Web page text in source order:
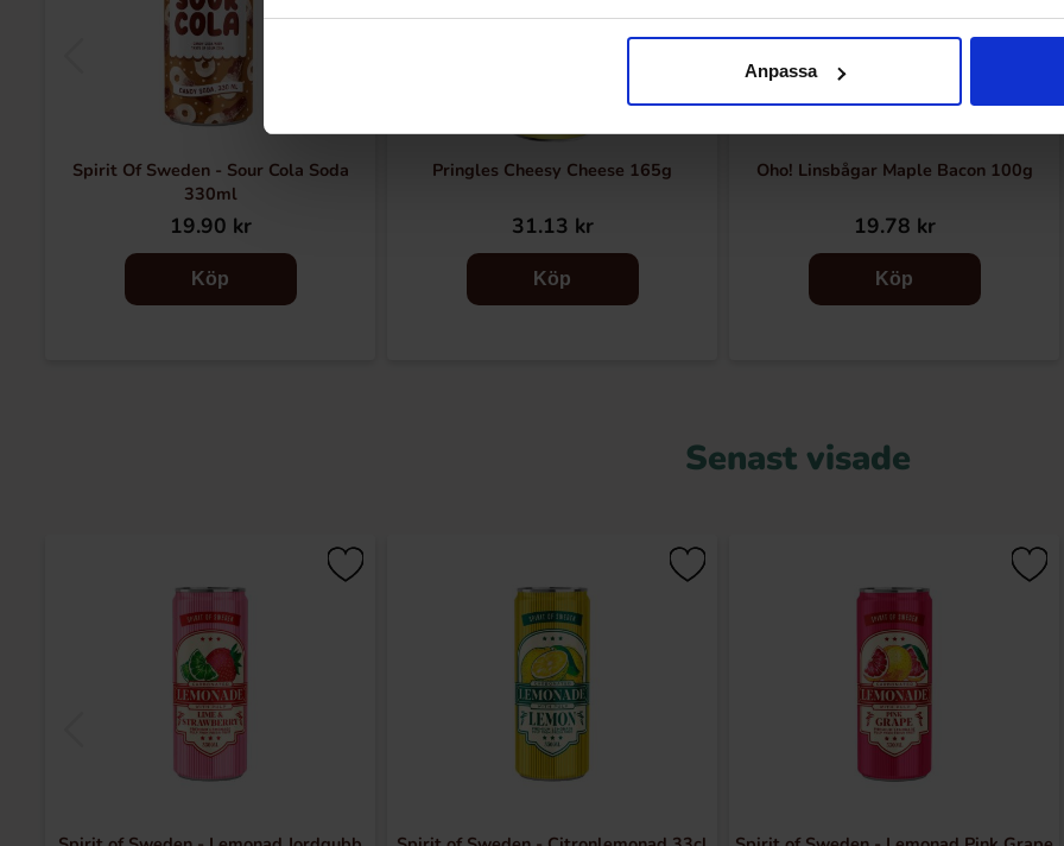
Anpassa
Spirit Of Sweden - Sour Cola Soda
330ml
19.90 kr
Köp
Pringles Cheesy Cheese 165g
31.13 kr
Köp
Oho! Linsbågar Maple Bacon 100g
19.78 kr
Köp
Senast visade